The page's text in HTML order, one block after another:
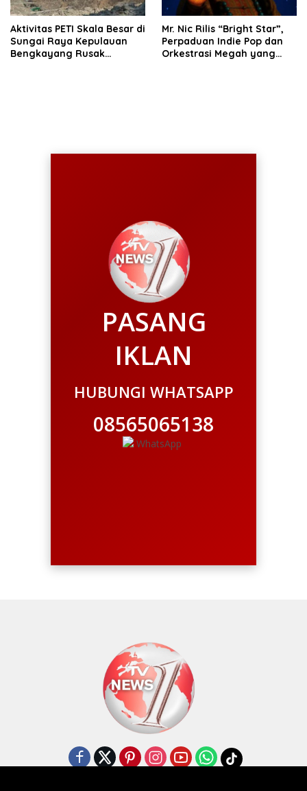
Aktivitas PETI Skala Besar di
Sungai Raya Kepulauan
Bengkayang Rusak
Mr. Nic Rilis “Bright Star”,
Perpaduan Indie Pop dan
Orkestrasi Megah yang
PASANG
IKLAN
HUBUNGI WHATSAPP
08565065138